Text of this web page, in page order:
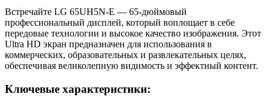
Встречайте LG 65UH5N-E — 65-дюймовый
профессиональный дисплей, который воплощает в себе
передовые технологии и высокое качество изображения. Этот
Ultra HD экран предназначен для использования в
коммерческих, образовательных и развлекательных целях,
обеспечивая великолепную видимость и эффектный контент.
Ключевые характеристики: